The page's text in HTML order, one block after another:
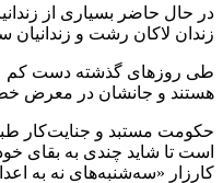
در حال حاضر بسیاری از
زندان لاکان رشت و
هستند و جانشان در معرض
حکومت مستبد و جنایت‌کار
است تا شاید چندی به بقای
کارزار «سه‌شنبه‌های نه به